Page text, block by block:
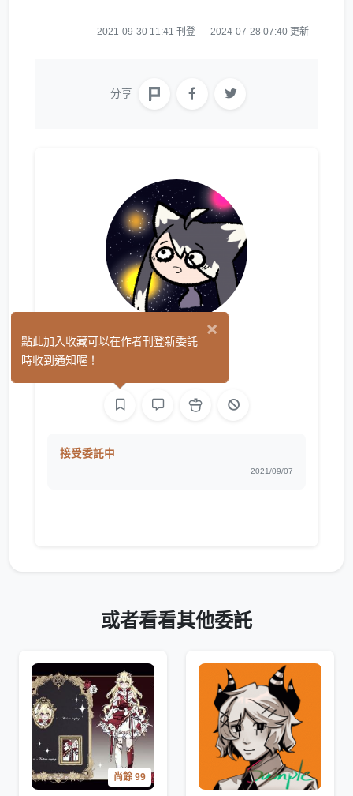
2021-09-30 11:41 刊登 2024-07-28 07:40 更新
分享
Yu Lo
接受委託中
2021/09/07
或者看看其他委託
尚餘 99
×
點此加入收藏可以在作者刊登新委託
時收到通知喔！